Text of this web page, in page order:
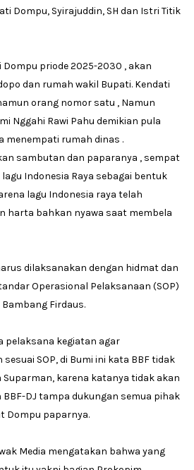
Dompu, Syirajuddin, SH dan Istri Titik
priode 2025-2030 , akan
dan rumah wakil Bupati. Kendati
orang nomor satu , Namun
Nggahi Rawi Pahu demikian pula
menempati rumah dinas .
sambutan dan paparanya , sempat
Indonesia Raya sebagai bentuk
lagu Indonesia raya telah
harta bahkan nyawa saat membela
dilaksanakan dengan hidmat dan
Operasional Pelaksanaan (SOP)
Firdaus.
pelaksana kegiatan agar
SOP, di Bumi ini kata BBF tidak
Suparman, karena katanya tidak akan
DJ tampa dukungan semua pihak
Dompu paparnya.
Media mengatakan bahwa yang